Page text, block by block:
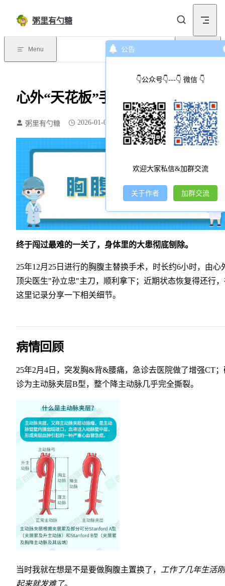
公告
👇公众号👇---👇 微信 👇
欢迎大家私信&加群交流
关于作者 加群交流
粥里有勺糖
Menu
心外“天花板”手术经历
粥里有勺糖 2026-01-07 2702 个字 11 分钟
终于闯过最难的一关了，身体里的大患彻底刨除。
25年12月25日进行的胸腹主替换手术，时长约6小时，由心
顶尖医生"孙立忠"主刀，顺利拿下；近期状态恢复得还行
这里记录分享一下相关细节。
病情回顾
25年2月4日，突发胸&背&腰痛，急诊去医院做了增强CT；
诊为主动脉夹层B型，整个降主动脉几乎完全撕裂。
当时我就在想是不是要做胸腹主置换了， 工作了几年生活
起来就发难了。